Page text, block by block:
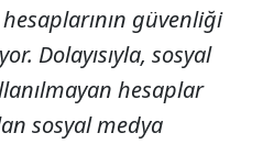
güvenliği
Dolayısıyla, sosyal
hesaplar
sosyal medya